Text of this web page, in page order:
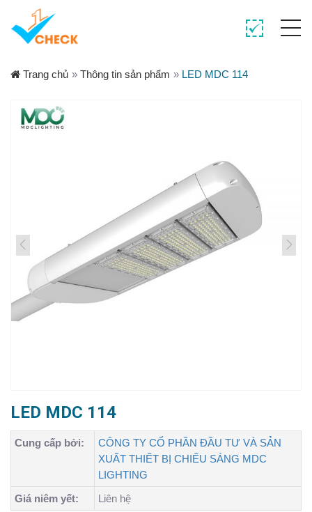
Trang chủ » Thông tin sản phẩm » LED MDC 114
LED MDC 114
Cung cấp bởi:
CÔNG TY CỔ PHẦN ĐẦU TƯ VÀ SẢN
XUẤT THIẾT BỊ CHIẾU SÁNG MDC
LIGHTING
Giá niêm yết:
Liên hệ